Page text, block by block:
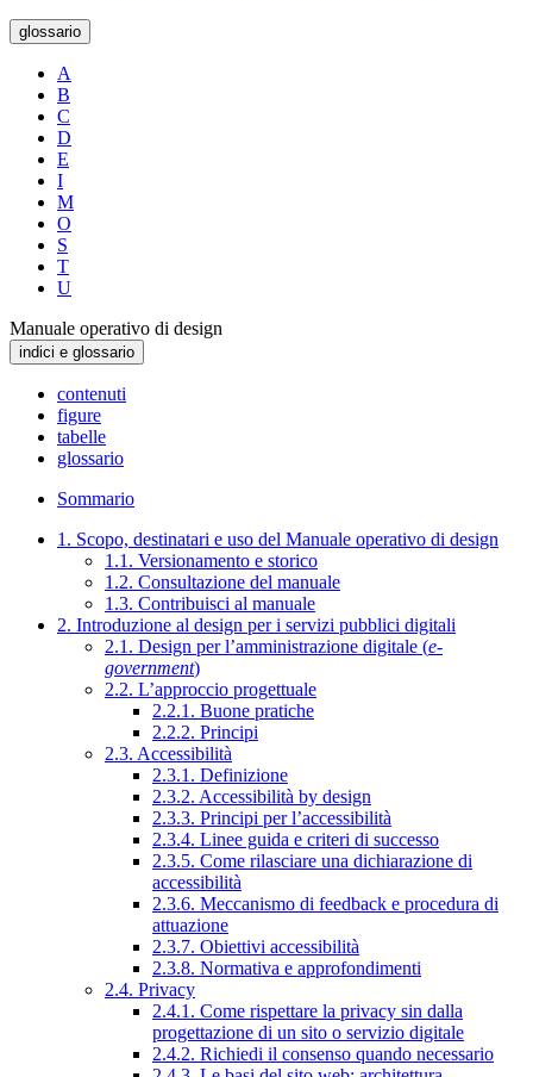
glossario
A
B
C
D
E
I
M
O
S
T
U
Manuale operativo di design
indici e glossario
contenuti
figure
tabelle
glossario
Sommario
1. Scopo, destinatari e uso del Manuale operativo di design
1.1. Versionamento e storico
1.2. Consultazione del manuale
1.3. Contribuisci al manuale
2. Introduzione al design per i servizi pubblici digitali
2.1. Design per l’amministrazione digitale (e-
government)
2.2. L’approccio progettuale
2.2.1. Buone pratiche
2.2.2. Principi
2.3. Accessibilità
2.3.1. Definizione
2.3.2. Accessibilità by design
2.3.3. Principi per l’accessibilità
2.3.4. Linee guida e criteri di successo
2.3.5. Come rilasciare una dichiarazione di
accessibilità
2.3.6. Meccanismo di feedback e procedura di
attuazione
2.3.7. Obiettivi accessibilità
2.3.8. Normativa e approfondimenti
2.4. Privacy
2.4.1. Come rispettare la privacy sin dalla
progettazione di un sito o servizio digitale
2.4.2. Richiedi il consenso quando necessario